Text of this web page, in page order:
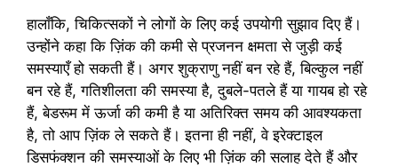
हालाँकि, चिकित्सकों ने लोगों के लिए कई उपयोगी सुझाव दिए हैं।
उन्होंने कहा कि ज़िंक की कमी से प्रजनन क्षमता से जुड़ी कई
समस्याएँ हो सकती हैं। अगर शुक्राणु नहीं बन रहे हैं, बिल्कुल नहीं
बन रहे हैं, गतिशीलता की समस्या है, दुबले-पतले हैं या गायब हो रहे
हैं, बेडरूम में ऊर्जा की कमी है या अतिरिक्त समय की आवश्यकता
है, तो आप ज़िंक ले सकते हैं। इतना ही नहीं, वे इरेक्टाइल
डिसफंक्शन की समस्याओं के लिए भी ज़िंक की सलाह देते हैं और